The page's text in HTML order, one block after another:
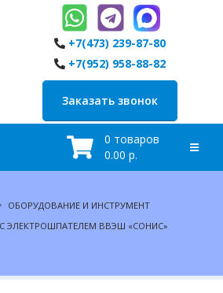
+7(473) 239-87-80
+7(952) 958-88-82
Заказать звонок
0 товаров
0.00 р.
ОБОРУДОВАНИЕ И ИНСТРУМЕНТ
ЭЛЕКТРОШПАТЕЛЕМ ВВЭШ «СОНИС»